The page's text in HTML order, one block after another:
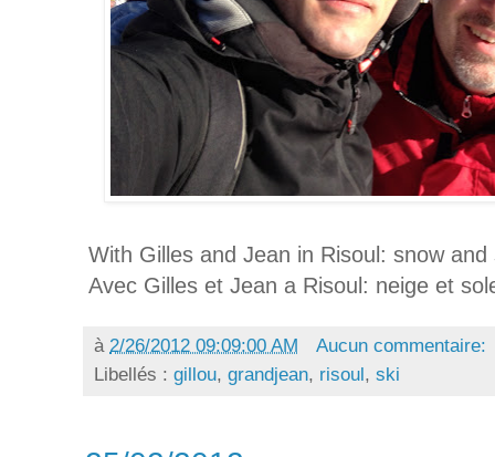
With Gilles and Jean in Risoul: snow
Avec Gilles et Jean a Risoul: neige et
à 2/26/2012 09:09:00 AM
Aucun commentaire:
Libellés : gillou, grandjean, risoul , ski